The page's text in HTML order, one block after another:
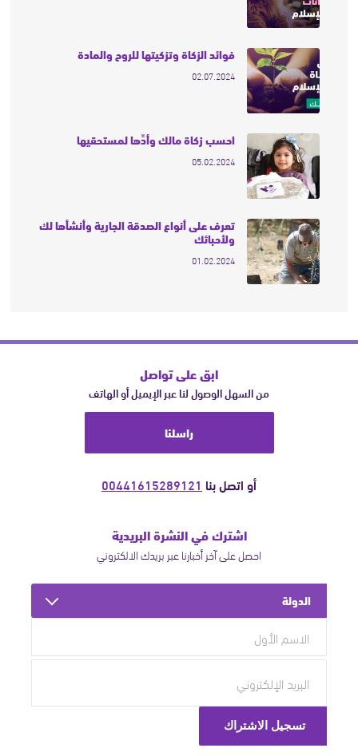
فوائد الزكاة وتزكيتها للروح والمادة
02.07.2024
احسب زكاة مالك وأدِّها لمستحقيها
05.02.2024
تعرف على أنواع الصدقة الجارية وأنشأها لك
ولأحبائك
01.02.2024
ابق على تواصل
من السهل الوصول لنا عبر الإيميل أو الهاتف
راسلنا
أو اتصل بنا 00441615289121
اشترك في النشرة البريدية
احصل على آخر أخبارنا عبر بريدك الالكتروني
الدولة